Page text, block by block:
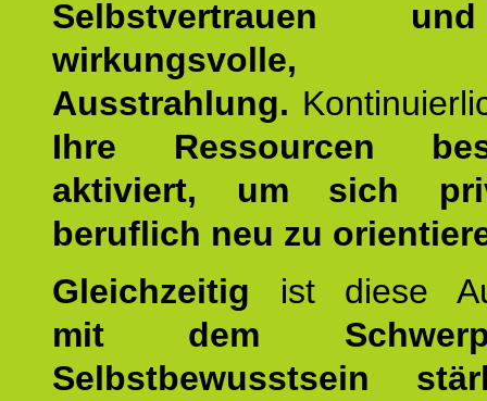
Selbstvertrauen
wirkungsvolle,
Ausstrahlung.
Ihre Ressourcen
aktiviert, um sich
beruflich neu zu
Gleichzeitig ist diese
mit dem
Selbstbewusstsein